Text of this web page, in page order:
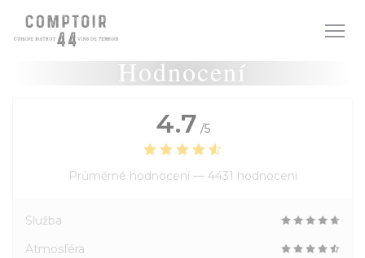
Panel pro správu cookies
Hodnocení
4.7 /5
Průměrné hodnocení — 4431 hodnoceni
Služba
Atmosféra